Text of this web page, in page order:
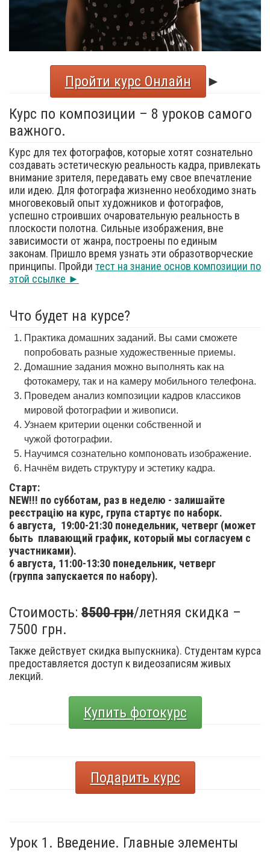
Пройти курс Онлайн
►
Курс по композиции – 8 уроков самого
важного.
Курс для тех фотографов, которые хотят сознательно
создавать эстетическую реальность кадра, привлекать
внимание зрителя, передавать ему свое впечатление
или идею. Для фотографа жизненно необходимо знать
многовековый опыт художников и фотографов,
успешно строивших очаровательную реальность в
плоскости полотна. Сильные изображения, вне
зависимости от жанра, построены по единым
законам. Пришло время узнать эти образотворческие
принципы. Пройди тест на знание основ композиции по
этой ссылке ►
Что будет на курсе?
Практика домашних заданий. Вы сами сможете
попробовать разные художественные приемы.
Домашние задания можно выполнять как на
фотокамеру, так и на камеру мобильного телефона.
Проведем анализ композиции кадров классиков
мировой фотографии и живописи.
Узнаем критерии оценки собственной и
чужой фотографии.
Научимся сознательно компоновать изображение.
Начнём видеть структуру и эстетику кадра.
Старт:
NEW!!! по субботам, раз в неделю - залишайте
реєстрацію на курс, група стартує по наборк.
6 августа, 19:00-21:30 понедельник, четверг (может
быть плавающий график, который мы согласуем с
участниками).
6 августа, 11:00-13:30 понедельник, четверг
(группа запускается по набору).
Стоимость: 8500 грн/летняя скидка –
7500 грн.
Также действует скидка выпускника). Студентам курса
предоставляется доступ к видеозаписям живых
лекций.
Купить фотокурс
Подарить курс
Урок 1. Введение. Главные элементы